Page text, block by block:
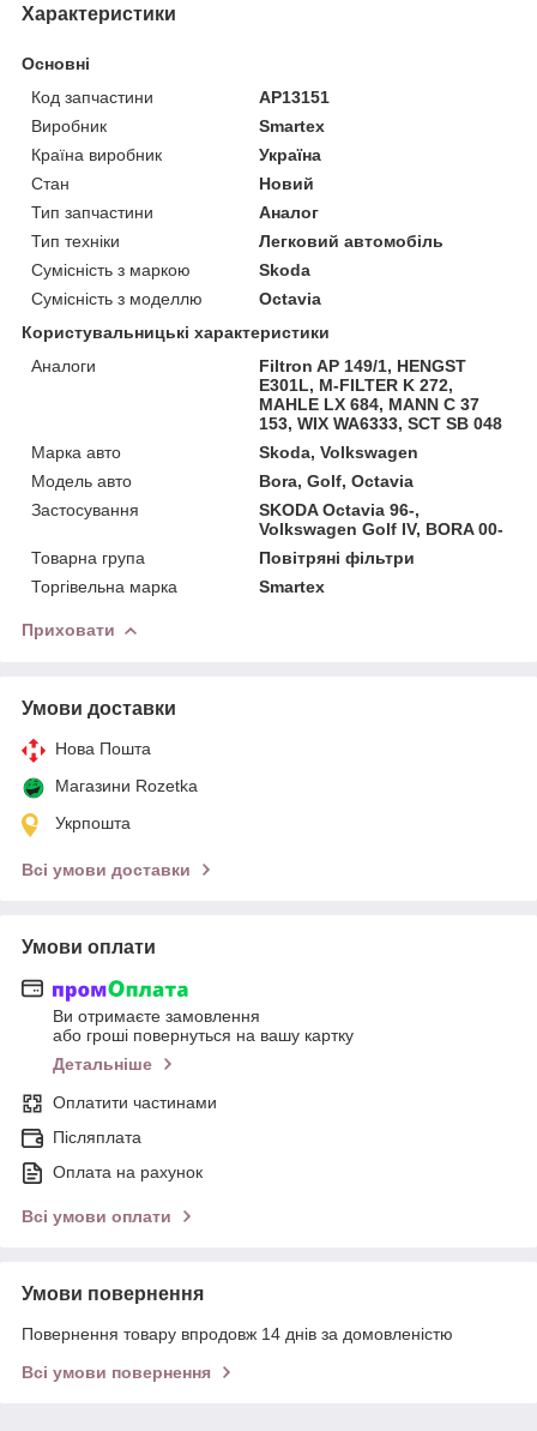
Характеристики
Основні
Код запчастини
AP13151
Виробник
Smartex
Країна виробник
Україна
Стан
Новий
Тип запчастини
Аналог
Тип техніки
Легковий автомобіль
Сумісність з маркою
Skoda
Сумісність з моделлю
Octavia
Користувальницькі характеристики
Аналоги
Filtron AP 149/1, HENGST
E301L, M-FILTER K 272,
MAHLE LX 684, MANN C 37
153, WIX WA6333, SCT SB 048
Марка авто
Skoda, Volkswagen
Модель авто
Bora, Golf, Octavia
Застосування
SKODA Octavia 96-,
Volkswagen Golf IV, BORA 00-
Товарна група
Повітряні фільтри
Торгівельна марка
Smartex
Приховати
Умови доставки
Нова Пошта
Магазини Rozetka
Укрпошта
Всі умови доставки
Умови оплати
Ви отримаєте замовлення
або гроші повернуться на вашу картку
Детальніше
Оплатити частинами
Післяплата
Оплата на рахунок
Всі умови оплати
Умови повернення
Повернення товару впродовж 14 днів за домовленістю
Всі умови повернення